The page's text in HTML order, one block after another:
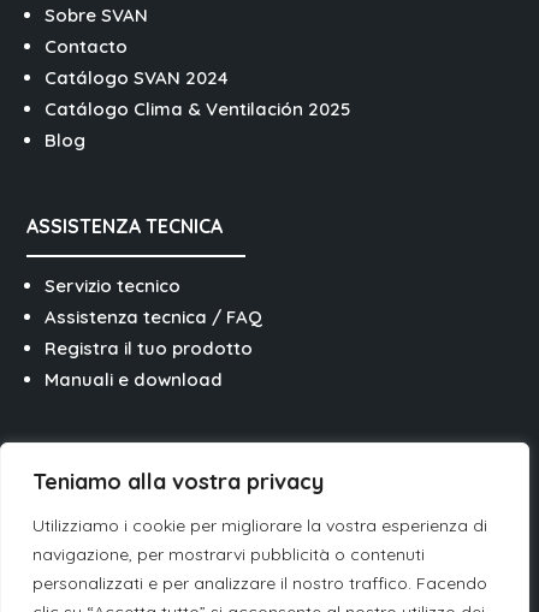
Teniamo alla vostra privacy
Utilizziamo i cookie per migliorare la vostra esperienza di
navigazione, per mostrarvi pubblicità o contenuti
personalizzati e per analizzare il nostro traffico. Facendo
Sobre SVAN
Contacto
Catálogo SVAN 2024
Catálogo Clima & Ventilación 2025
Blog
ASSISTENZA TECNICA
Servizio tecnico
Assistenza tecnica / FAQ
Registra il tuo prodotto
Manuali e download